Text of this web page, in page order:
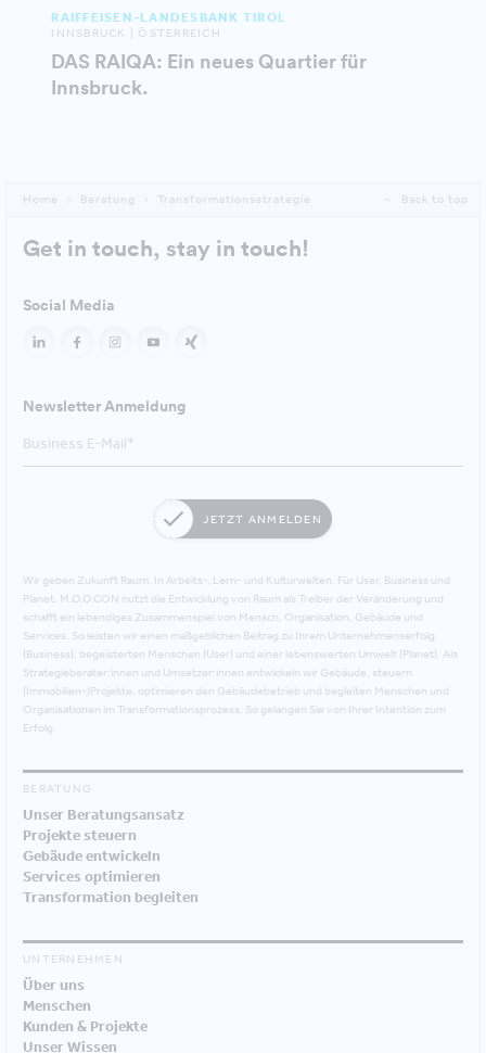
RAIFFEISEN-LANDESBANK TIROL
INNSBRUCK | ÖSTERREICH
DAS RAIQA: Ein neues Quartier für
Innsbruck.
Home Beratung Transformationsstrategie Back to top
Get in touch, stay in touch!
Social Media
Newsletter Anmeldung
JETZT ANMELDEN
Wir geben Zukunft Raum. In Arbeits-, Lern- und Kulturwelten. Für User, Business und
Planet. M.O.O.CON nutzt die Entwicklung von Raum als Treiber der Veränderung und
schafft ein lebendiges Zusammenspiel von Mensch, Organisation, Gebäude und
Services. So leisten wir einen maßgeblichen Beitrag zu Ihrem Unternehmenserfolg
(Business), begeisterten Menschen (User) und einer lebenswerten Umwelt (Planet). Als
Strategieberater:innen und Umsetzer:innen entwickeln wir Gebäude, steuern
(Immobilien-)Projekte, optimieren den Gebäudebetrieb und begleiten Menschen und
Organisationen im Transformationsprozess. So gelangen Sie von Ihrer Intention zum
Erfolg.
BERATUNG
Unser Beratungsansatz
Projekte steuern
Gebäude entwickeln
Services optimieren
Transformation begleiten
UNTERNEHMEN
Über uns
Menschen
Kunden & Projekte
Unser Wissen